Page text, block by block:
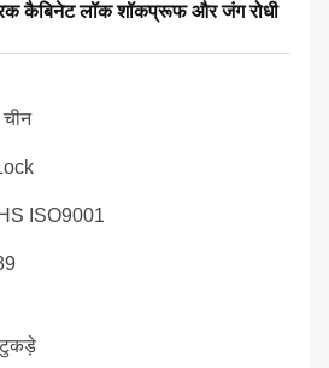
कैबिनेट लॉक शॉकप्रूफ और जंग रोधी
चीन
ISO9001